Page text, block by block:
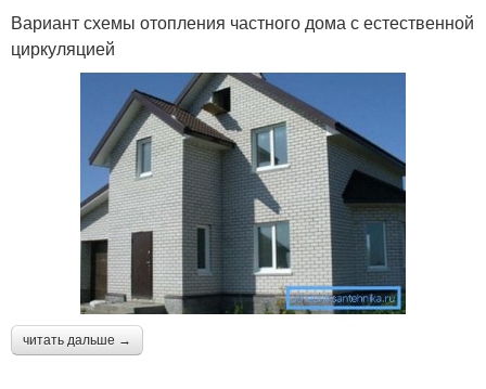
Вариант схемы отопления частного дома с естественной
циркуляцией
читать дальше →